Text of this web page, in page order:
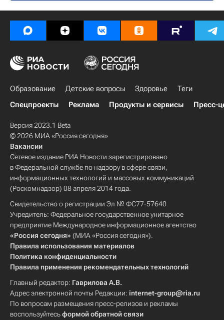
Центральный ФО
Московская область (Подмосковье)
Весь мир
Рязанская область
Можайская колония
Детские вопросы
Россия
Образование Детские вопросы Здоровье
Теги
Спецпроекты
Реклама Продукты и сервисы Пресс-
Версия 2023.1 Beta
© 2026 МИА «Россия сегодня»
Вакансии
Сетевое издание РИА Новости зарегистрировано
в Федеральной службе по надзору в сфере связи,
информационных технологий и массовых коммуникаций
(Роскомнадзор) 08 апреля 2014 года.
Свидетельство о регистрации Эл № ФС77-57640
Учредитель: Федеральное государственное унитарное
предприятие Международное информационное агентство
«Россия сегодня» (МИА «Россия сегодня»).
Правила использования материалов
Политика конфиденциальности
Правила применения рекомендательных технологий
Главный редактор: Гаврилова А.В.
Адрес электронной почты Редакции: internet-group@ria.ru
По вопросам размещения пресс-релизов и рекламы
воспользуйтесьформой обратной связи